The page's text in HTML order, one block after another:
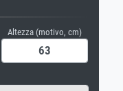
Altezza (motivo, cm)